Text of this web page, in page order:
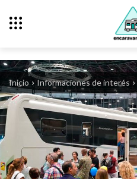
Inicio Informaciones de interés